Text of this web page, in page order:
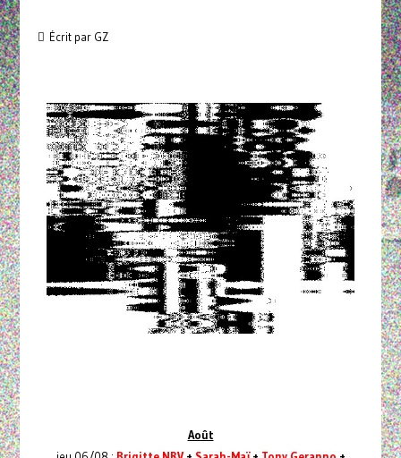
Écrit par GZ
Août